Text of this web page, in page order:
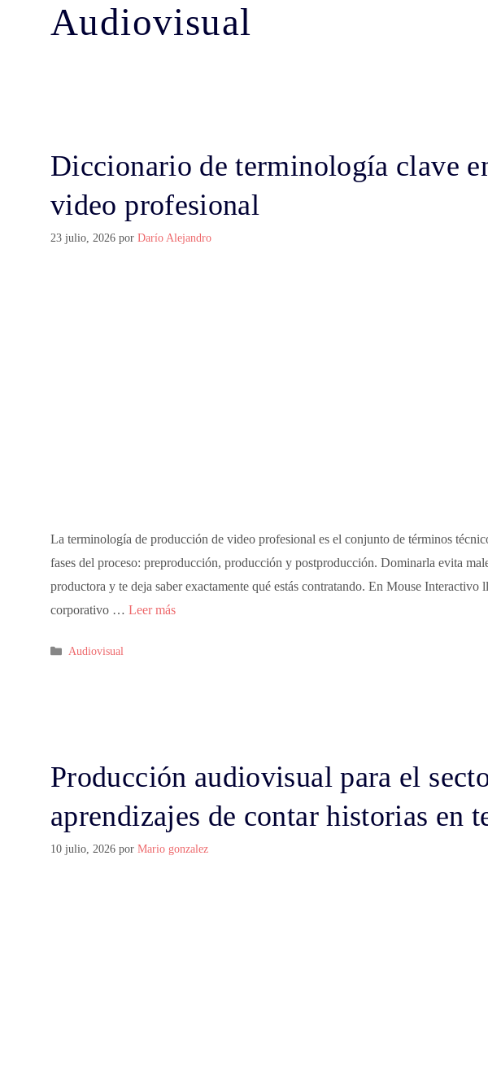
Audiovisual
Diccionario de terminología clave
video profesional
23 julio, 2026 por Darío Alejandro
La terminología de producción de video profesional es el conjunto de términos
fases del proceso: preproducción, producción y postproducción. Dominarla evita
productora y te deja saber exactamente qué estás contratando. En Mouse
corporativo … Leer más
Audiovisual
Producción audiovisual para el
aprendizajes de contar historias en
10 julio, 2026 por Mario gonzalez